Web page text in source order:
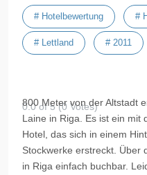
# Hotelbewertung #
# Lettland # 2011
0.0 of 5 (0 Votes)
800 Meter von der Altstadt
Laine in Riga. Es ist ein mit
Hotel, das sich in einem
Stockwerke erstreckt. Über
in Riga einfach buchbar.